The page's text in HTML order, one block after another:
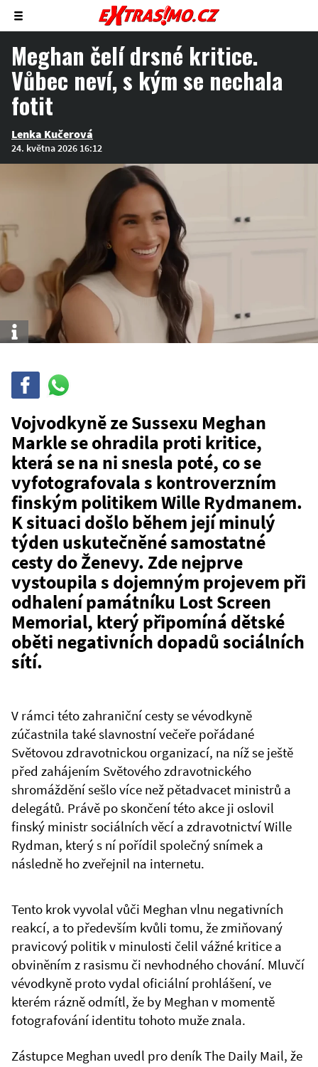
Zobrazit/skrýt
menu
Meghan čelí drsné kritice.
Vůbec neví, s kým se nechala
fotit
Lenka Kučerová
24. května 2026 16:12
Info
Sdílej
WhatsAppu
Vojvodkyně ze Sussexu Meghan
Markle se ohradila proti kritice,
která se na ni snesla poté, co se
vyfotografovala s kontroverzním
finským politikem Wille Rydmanem.
K situaci došlo během její minulý
týden uskutečněné samostatné
cesty do Ženevy. Zde nejprve
vystoupila s dojemným projevem při
odhalení památníku Lost Screen
Memorial, který připomíná dětské
oběti negativních dopadů sociálních
sítí.
V rámci této zahraniční cesty se vévodkyně
zúčastnila také slavnostní večeře pořádané
Světovou zdravotnickou organizací, na níž se ještě
před zahájením Světového zdravotnického
shromáždění sešlo více než pětadvacet ministrů a
delegátů. Právě po skončení této akce ji oslovil
finský ministr sociálních věcí a zdravotnictví Wille
Rydman, který s ní pořídil společný snímek a
následně ho zveřejnil na internetu.
Tento krok vyvolal vůči Meghan vlnu negativních
reakcí, a to především kvůli tomu, že zmiňovaný
pravicový politik v minulosti čelil vážné kritice a
obviněním z rasismu či nevhodného chování. Mluvčí
vévodkyně proto vydal oficiální prohlášení, ve
kterém rázně odmítl, že by Meghan v momentě
fotografování identitu tohoto muže znala.
Zástupce Meghan uvedl pro deník The Daily Mail, že